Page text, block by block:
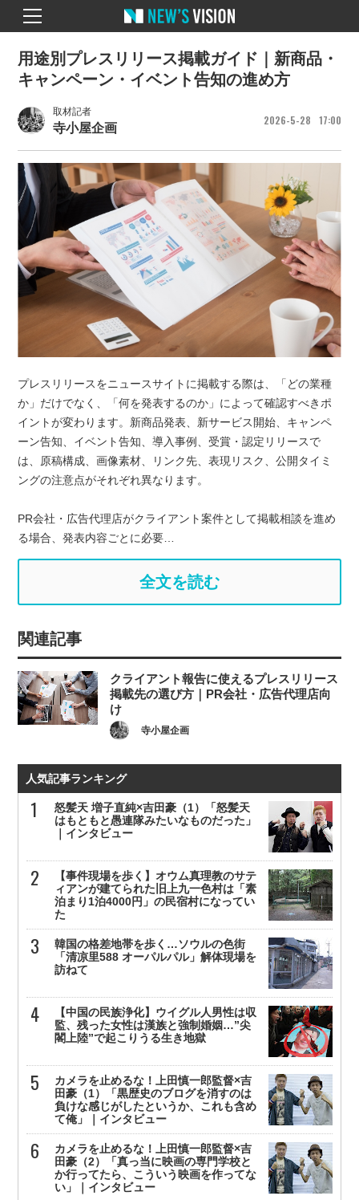
取材記者
寺小屋企画
2026 5 28 17 00
用途別プレスリリース掲載ガイド｜新商品・
キャンペーン・イベント告知の進め方
プレスリリースをニュースサイトに掲載する際は、「どの業種
か」だけでなく、「何を発表するのか」によって確認すべきポ
イントが変わります。新商品発表、新サービス開始、キャンペ
ーン告知、イベント告知、導入事例、受賞・認定リリースで
は、原稿構成、画像素材、リンク先、表現リスク、公開タイミ
ングの注意点がそれぞれ異なります。
PR会社・広告代理店がクライアント案件として掲載相談を進め
る場合、発表内容ごとに必要…
全文を読む
関連記事
クライアント報告に使えるプレスリリース
掲載先の選び方｜PR会社・広告代理店向
け
寺小屋企画
人気記事ランキング
怒髪天 増子直純×吉田豪（1）「怒髪天
はもともと愚連隊みたいなものだった」
｜インタビュー
【事件現場を歩く】オウム真理教のサテ
ィアンが建てられた旧上九一色村は「素
泊まり1泊4000円」の民宿村になってい
た
韓国の格差地帯を歩く…ソウルの色街
「清凉里588 オーパルパル」解体現場を
訪ねて
【中国の民族浄化】ウイグル人男性は収
監、残った女性は漢族と強制婚姻…”尖
閣上陸”で起こりうる生き地獄
カメラを止めるな！上田慎一郎監督×吉
田豪（1）「黒歴史のブログを消すのは
負けな感じがしたというか、これも含め
て俺」｜インタビュー
カメラを止めるな！上田慎一郎監督×吉
田豪（2）「真っ当に映画の専門学校と
か行ってたら、こういう映画を作ってな
い」｜インタビュー